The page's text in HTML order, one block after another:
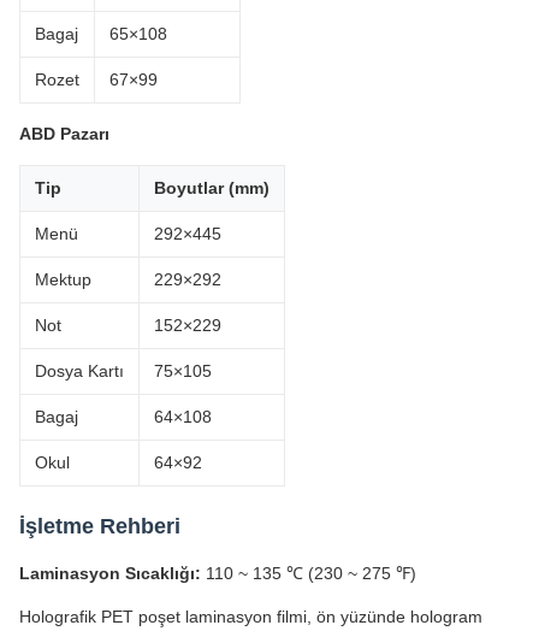
Bagaj 65×108
Rozet 67×99
ABD Pazarı
Tip Boyutlar (mm)
Menü 292×445
Mektup 229×292
Not 152×229
Dosya Kartı 75×105
Bagaj 64×108
Okul 64×92
İşletme Rehberi
Laminasyon Sıcaklığı: 110 ~ 135 ℃ (230 ~ 275 ℉)
Holografik PET poşet laminasyon filmi, ön yüzünde hologram